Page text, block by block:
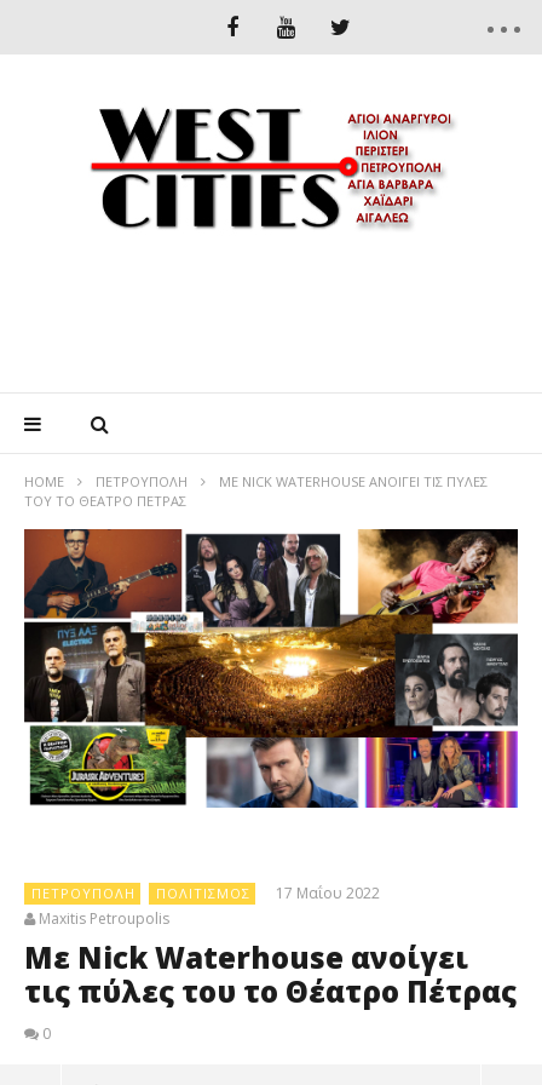
HOME ΠΕΤΡΟΎΠΟΛΗ
ΜΕ NICK WATERHOUSE ΑΝΟΊΓΕΙ ΤΙΣ ΠΎΛΕΣ
ΤΟΥ ΤΟ ΘΈΑΤΡΟ ΠΈΤΡΑΣ
ΠΕΤΡΟΎΠΟΛΗ ΠΟΛΙΤΙΣΜΌΣ
17 Μαΐου 2022
Maxitis Petroupolis
Με Nick Waterhouse ανοίγει
τις πύλες του το Θέατρο Πέτρας
0